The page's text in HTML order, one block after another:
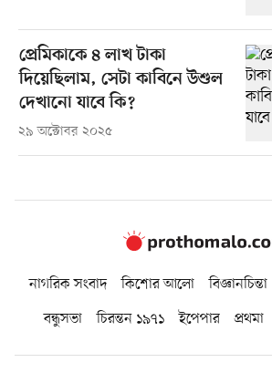
প্রেমিকাকে ৪ লাখ টাকা
দিয়েছিলাম, সেটা কাবিনে উশুল
দেখানো যাবে কি?
২৯ অক্টোবর ২০২৫
নাগরিক সংবাদ কিশোর আলো বিজ্ঞানচিন্তা
বন্ধুসভা
চিরন্তন ১৯৭১ ইপেপার প্রথমা